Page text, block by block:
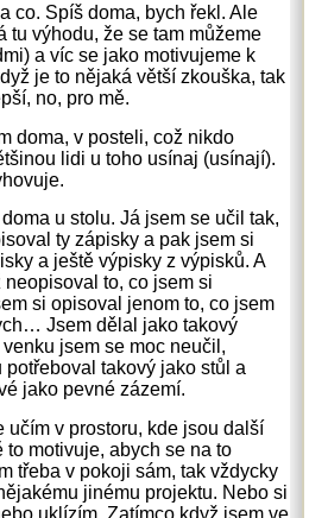
co. Spíš doma, bych řekl. Ale
tu výhodu, že se tam můžeme
a víc se jako motivujeme k
je to nějaká větší zkouška, tak
no, pro mě.
doma, v posteli, což nikdo
lidi u toho usínaj (usínají).
u stolu. Já jsem se učil tak,
ty zápisky a pak jsem si
a ještě výpisky z výpisků. A
to, co jsem si
si opisoval jenom to, co jsem
Jsem dělal jako takový
jsem se moc neučil,
potřeboval takový jako stůl a
jako pevné zázemí.
učím v prostoru, kde jsou další
to motivuje, abych se na to
třeba v pokoji sám, tak vždycky
jinému projektu. Nebo si
uklízím. Zatímco když jsem ve